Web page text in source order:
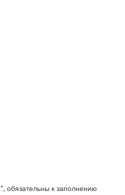
*, обязательны к заполнению